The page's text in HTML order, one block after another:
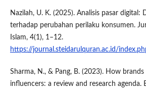
Nazilah, U. K. (2025). Analisis pasar digital:
terhadap perubahan perilaku konsumen.
Islam, 4(1), 1–12.
https://journal.steidarulquran.ac.id/
Sharma, N., & Pang, B. (2023). How brands
influencers: a review and research agenda.